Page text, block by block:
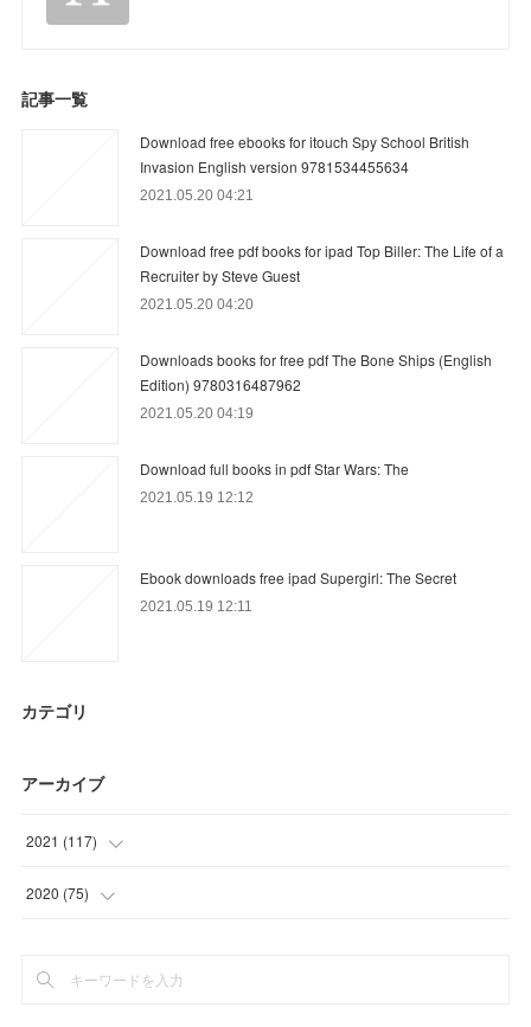
記事一覧
Download free ebooks for itouch Spy School British
Invasion English version 9781534455634
2021.05.20 04:21
Download free pdf books for ipad Top Biller: The Life of a
Recruiter by Steve Guest
2021.05.20 04:20
Downloads books for free pdf The Bone Ships (English
Edition) 9780316487962
2021.05.20 04:19
Download full books in pdf Star Wars: The
2021.05.19 12:12
Ebook downloads free ipad Supergirl: The Secret
2021.05.19 12:11
カテゴリ
アーカイブ
2021 (117)
(35 )
(
2020 (75)
(